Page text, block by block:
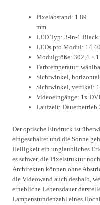
Pixelabstand: 1.89
mm
LED Typ: 3-in-1 Black
LEDs pro Modul:
Modulgröße: 302,4 ×
Farbtemperatur:
Sichtwinkel,
Sichtwinkel, vertikal:
Videoeingänge: 1x
Laufzeit: Dauerbetrieb
Der optische Eindruck ist
eingeschaltet und die Sonne
Helligkeit ein unglaubliches
es schwer, die Pixelstruktur
Architekten können ohne
die Videowand auch deshalb,
erhebliche Lebensdauer
Lampenstundenzahl eines